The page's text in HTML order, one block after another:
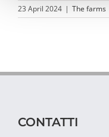
23 April 2024 | The farms
CONTATTI